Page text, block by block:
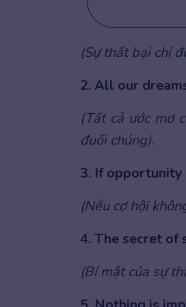
(Sự thất bại chỉ
2. All our
(Tất cả ước mơ
đuổi chúng).
3. If opportunity
(Nếu cơ hội
4. The secret of
(Bí mật của sự